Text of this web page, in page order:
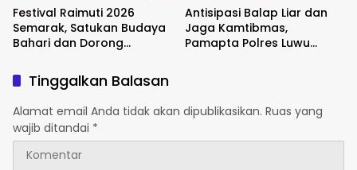
Festival Raimuti 2026
Semarak, Satukan Budaya
Bahari dan Dorong
Antisipasi Balap Liar dan
Jaga Kamtibmas,
Pamapta Polres Luwu
Tinggalkan Balasan
Alamat email Anda tidak akan dipublikasikan. Ruas yang
wajib ditandai *